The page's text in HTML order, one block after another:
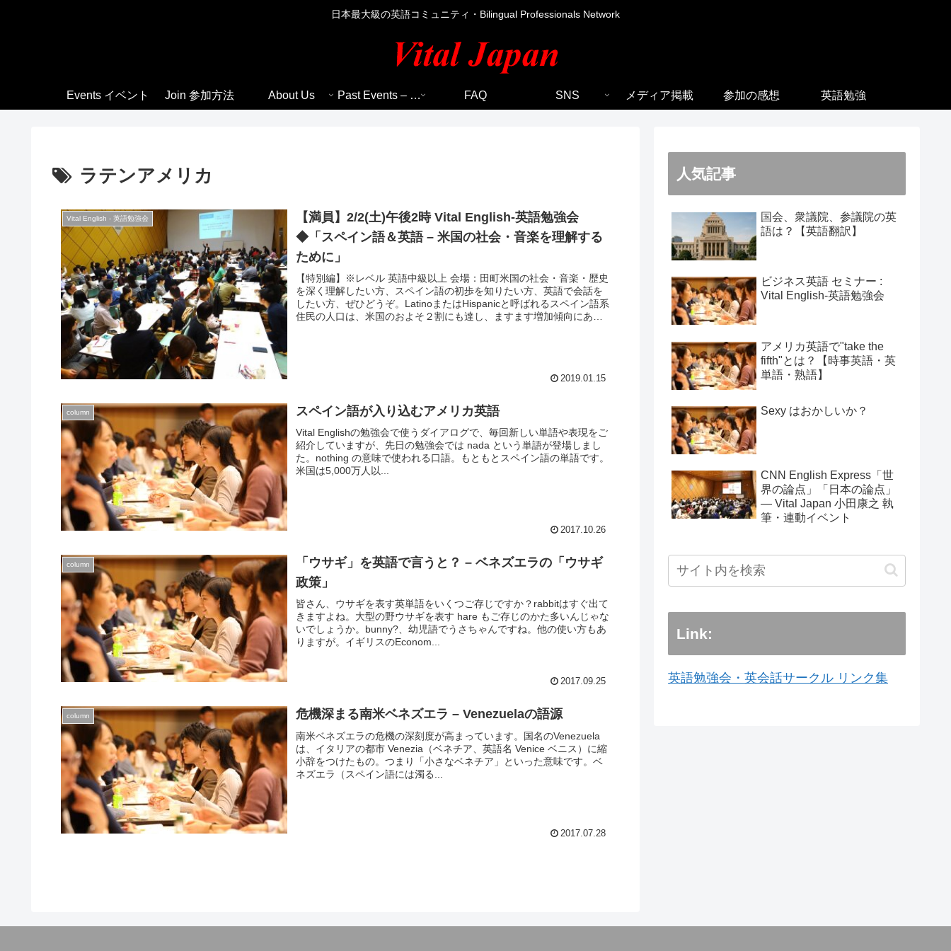
日本最大級の英語コミュニティ・Bilingual Professionals Network
Events イベント Join 参加方法 About Us Past Events – 過去のイベント FAQ SNS メディア掲載 参加の感想 英語勉強
ラテンアメリカ
Vital English - 英語勉強会
【満員】2/2(土)午後2時 Vital English-英語勉強会
◆「スペイン語＆英語 – 米国の社会・音楽を理解する
ために」
【特別編】※レベル 英語中級以上 会場：田町米国の社会・音楽・歴史
を深く理解したい方、スペイン語の初歩を知りたい方、英語で会話を
したい方、ぜひどうぞ。LatinoまたはHispanicと呼ばれるスペイン語系
住民の人口は、米国のおよそ２割にも達し、ますます増加傾向にあり
2019.01.15
column スペイン語が入り込むアメリカ英語
Vital Englishの勉強会で使うダイアログで、毎回新しい単語や表現をご
紹介していますが、先日の勉強会では nada という単語が登場しまし
た。nothing の意味で使われる口語。もともとスペイン語の単語です。
米国は5,000万人以...
2017.10.26
column
「ウサギ」を英語で言うと？ – ベネズエラの「ウサギ
政策」
皆さん、ウサギを表す英単語をいくつご存じですか？rabbitはすぐ出て
きますよね。大型の野ウサギを表す hare もご存じのかた多いんじゃな
いでしょうか。bunny?、幼児語でうさちゃんですね。他の使い方もあ
りますが。イギリスのEconom...
2017.09.25
column 危機深まる南米ベネズエラ – Venezuelaの語源
南米ベネズエラの危機の深刻度が高まっています。国名のVenezuela
は、イタリアの都市 Venezia（ベネチア、英語名 Venice ベニス）に縮
小辞をつけたもの。つまり「小さなベネチア」といった意味です。ベ
ネズエラ（スペイン語には濁る...
2017.07.28
人気記事
国会、衆議院、参議院の英
語は？【英語翻訳】
ビジネス英語 セミナー :
Vital English-英語勉強会
アメリカ英語で"take the
fifth"とは？【時事英語・英
単語・熟語】
Sexy はおかしいか？
CNN English Express「世
界の論点」「日本の論点」
― Vital Japan 小田康之 執
筆・連動イベント
Link:
英語勉強会・英会話サークル リンク集